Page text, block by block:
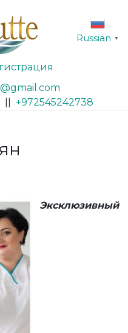
+972545242738
Russian ▼
Эксклюзивный